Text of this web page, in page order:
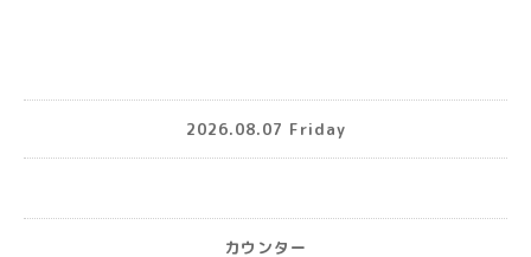
2026.08.07 Friday
カウンター